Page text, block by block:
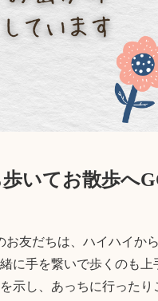
いてお散歩へ
お友だちは、ハイハイか
に手を繋いで歩くのも上
示し、あっちに行った